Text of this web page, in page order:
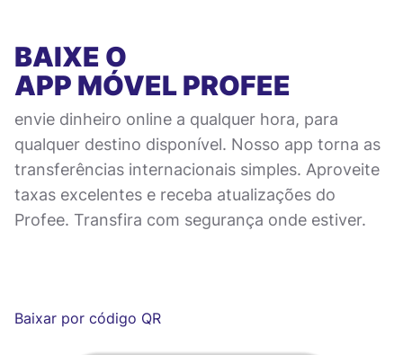
BAIXE O
APP MÓVELPROFEE
envie dinheiro online a qualquer hora, para
qualquer destino disponível. Nosso app torna as
transferências internacionais simples. Aproveite
taxas excelentes e receba atualizações do
Profee. Transfira com segurança onde estiver.
Baixar por código QR